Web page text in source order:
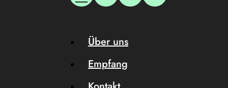
Über uns
Empfang